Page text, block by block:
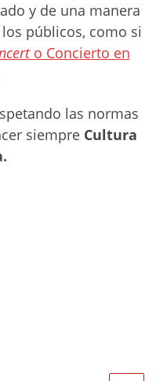
y de una manera
públicos, como si
o Concierto en
las normas
siempre Cultura